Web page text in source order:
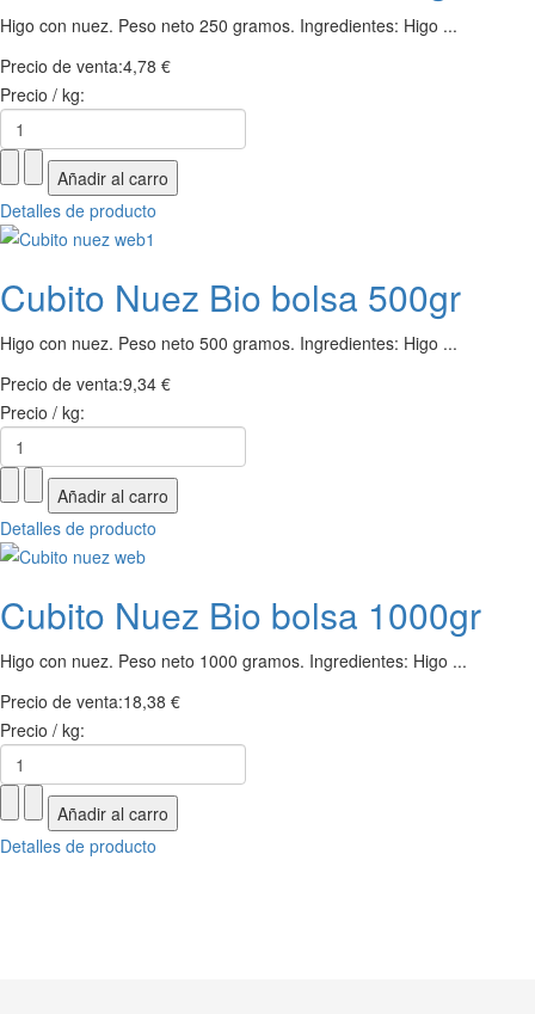
Higo con nuez. Peso neto 250 gramos. Ingredientes: Higo ...
Precio de venta:4,78 €
Precio / kg:
Detalles de producto
Cubito Nuez Bio bolsa 500gr
Higo con nuez. Peso neto 500 gramos. Ingredientes: Higo ...
Precio de venta:9,34 €
Precio / kg:
Detalles de producto
Cubito Nuez Bio bolsa 1000gr
Higo con nuez. Peso neto 1000 gramos. Ingredientes: Higo ...
Precio de venta:18,38 €
Precio / kg:
Detalles de producto